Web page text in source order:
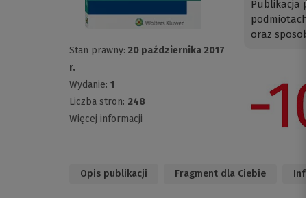
Stan prawny: 20 października 2017
r.
Wydanie: 1
Liczba stron: 248
Więcej informacji
Publikacja
oraz
Opis publikacji Fragment dla Ciebie